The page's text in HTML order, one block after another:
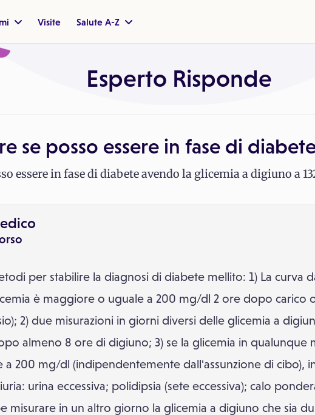
Visite Salute A-Z
Esperto Risponde
se posso essere in fase di
essere in fase di diabete avendo la glicemia a digiuno a
per stabilire la diagnosi di diabete mellito: 1) La curva
è maggiore o uguale a 200 mg/dl 2 ore dopo carico
2) due misurazioni in giorni diversi delle glicemia a
almeno 8 ore di digiuno; 3) se la glicemia in
a 200 mg/dl (indipendentemente dall'assunzione di cibo),
urina eccessiva; polidipsia (sete eccessiva); calo
misurare in un altro giorno la glicemia a digiuno che sia